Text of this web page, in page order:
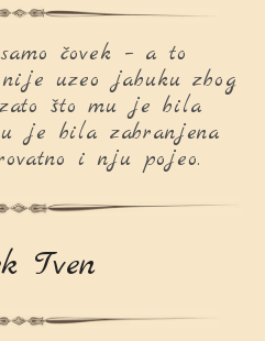
čovek – a to
uzeo jabuku zbog
što mu je bila
je bila zabranjena
i nju pojeo.
Tven